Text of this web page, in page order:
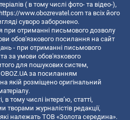
( в тому числі фото- та відео-),
https://www.obozrevatel.com та всіх його
суворо заборонено.
при отриманні письмового дозволу
обов'язкового посилання на сайт
- при отриманні письмового
за умови обов'язкового
для пошукових систем,
за посиланням
якій розміщено оригінальний
тому числі інтерв’ю, статті,
журналістів редакції,
належать ТОВ «Золота середина».